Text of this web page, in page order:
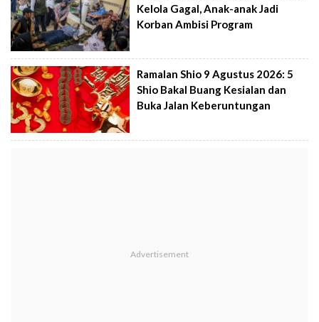
Kelola Gagal, Anak-anak Jadi
Korban Ambisi Program
Ramalan Shio 9 Agustus 2026: 5
Shio Bakal Buang Kesialan dan
Buka Jalan Keberuntungan